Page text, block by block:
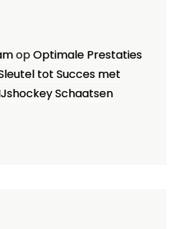
opOptimale Prestaties
tot Succes met
Schaatsen